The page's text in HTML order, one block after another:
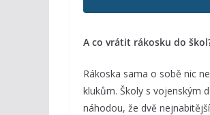
A co vrátit rákosku do
Rákoska sama o sobě nic
klukům. Školy s vojenským
náhodou, že dvě